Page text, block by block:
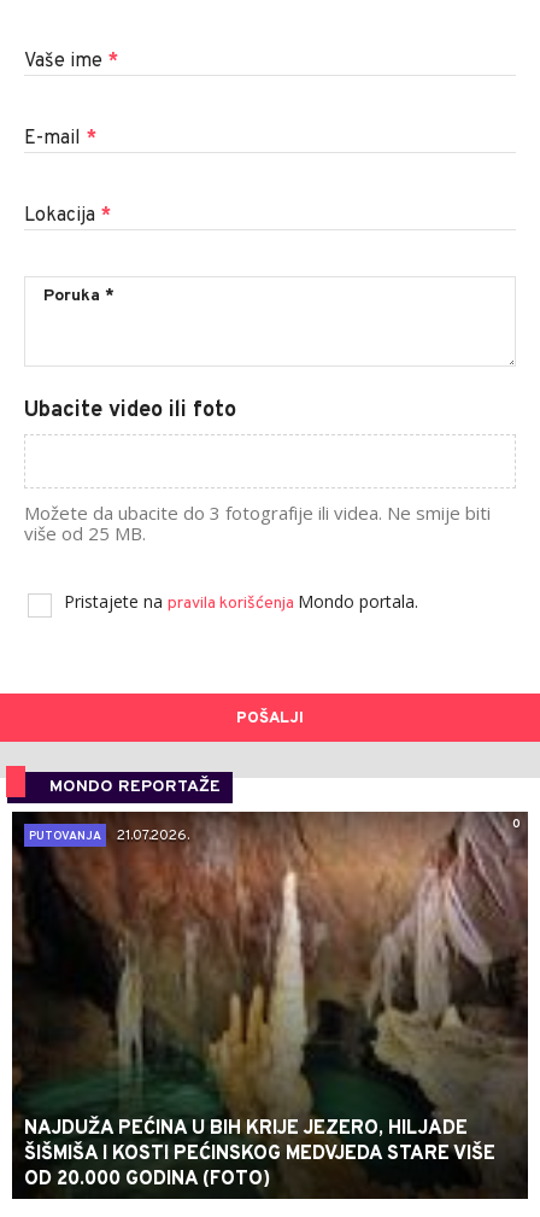
Vaše ime *
E-mail *
Lokacija *
Ubacite video ili foto
Možete da ubacite do 3 fotografije ili videa. Ne smije biti
više od 25 MB.
Pristajete na pravila korišćenja Mondo portala.
POŠALJI
MONDO REPORTAŽE
0
PUTOVANJA
21.07.2026.
NAJDUŽA PEĆINA U BIH KRIJE JEZERO, HILJADE
ŠIŠMIŠA I KOSTI PEĆINSKOG MEDVJEDA STARE VIŠE
OD 20.000 GODINA (FOTO)